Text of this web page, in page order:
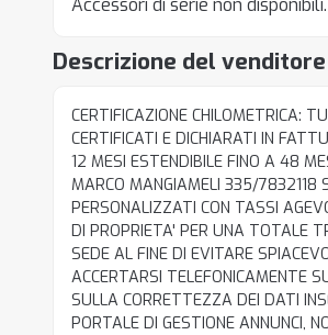
Descrizione del venditore
CERTIFICAZIONE CHILOMETRICA:
CERTIFICATI E DICHIARATI IN
12 MESI ESTENDIBILE FINO A 48
MARCO MANGIAMELI 335/
PERSONALIZZATI CON TASSI
DI PROPRIETA' PER UNA TOTALE
SEDE AL FINE DI EVITARE
ACCERTARSI TELEFONICAMENTE
SULLA CORRETTEZZA DEI DATI
PORTALE DI GESTIONE ANNUNCI,
Accessori di serie non disponibili.